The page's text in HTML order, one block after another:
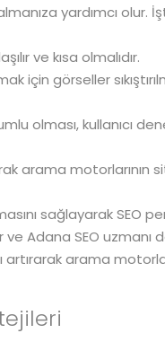
yardımcı olur.
ve kısa olmalıdır.
için görseller
olması, kullanıcı
arama motorlarının
sağlayarak SEO
Adana SEO
arama